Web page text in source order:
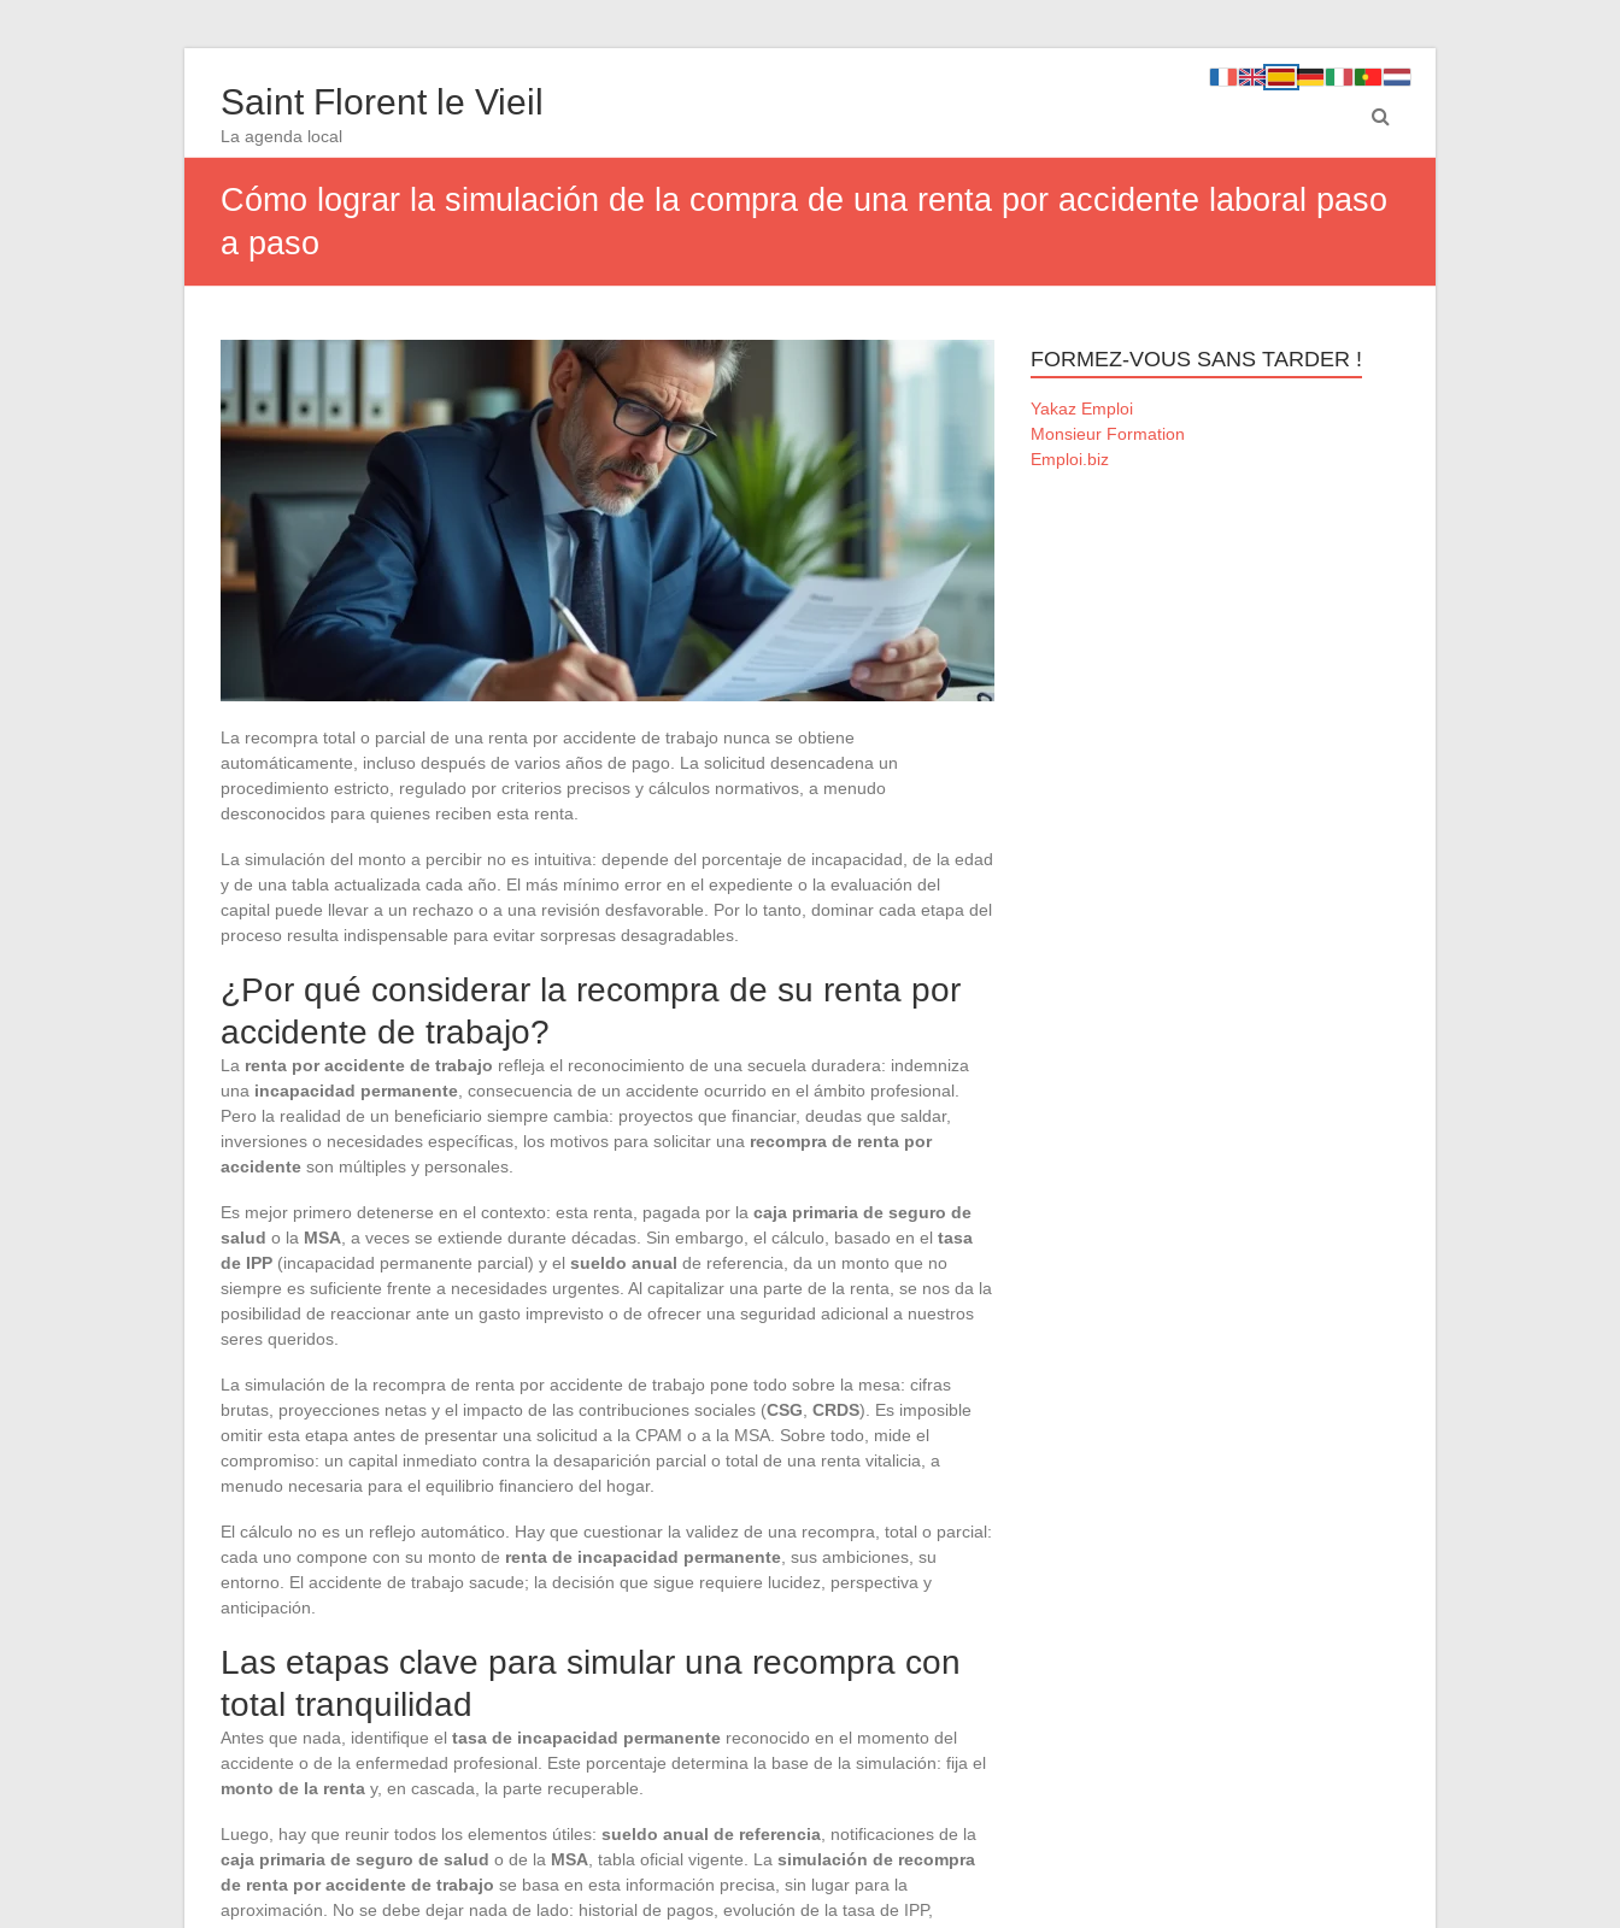
Saint Florent le Vieil
La agenda local
Cómo lograr la simulación de la compra de una renta por accidente laboral paso
a paso
La recompra total o parcial de una renta por accidente de trabajo nunca se obtiene
automáticamente, incluso después de varios años de pago. La solicitud desencadena un
procedimiento estricto, regulado por criterios precisos y cálculos normativos, a menudo
desconocidos para quienes reciben esta renta.
La simulación del monto a percibir no es intuitiva: depende del porcentaje de incapacidad, de la edad
y de una tabla actualizada cada año. El más mínimo error en el expediente o la evaluación del
capital puede llevar a un rechazo o a una revisión desfavorable. Por lo tanto, dominar cada etapa del
proceso resulta indispensable para evitar sorpresas desagradables.
¿Por qué considerar la recompra de su renta por
accidente de trabajo?
La renta por accidente de trabajo refleja el reconocimiento de una secuela duradera: indemniza
una incapacidad permanente , consecuencia de un accidente ocurrido en el ámbito profesional.
Pero la realidad de un beneficiario siempre cambia: proyectos que financiar, deudas que saldar,
inversiones o necesidades específicas, los motivos para solicitar una recompra de renta por
accidente son múltiples y personales.
Es mejor primero detenerse en el contexto: esta renta, pagada por la caja primaria de seguro de
salud o la MSA , a veces se extiende durante décadas. Sin embargo, el cálculo, basado en el tasa
de IPP (incapacidad permanente parcial) y el sueldo anual de referencia, da un monto que no
siempre es suficiente frente a necesidades urgentes. Al capitalizar una parte de la renta, se nos da la
posibilidad de reaccionar ante un gasto imprevisto o de ofrecer una seguridad adicional a nuestros
seres queridos.
La simulación de la recompra de renta por accidente de trabajo pone todo sobre la mesa: cifras
brutas, proyecciones netas y el impacto de las contribuciones sociales (CSG CRDS). Es imposible
omitir esta etapa antes de presentar una solicitud a la CPAM o a la MSA. Sobre todo, mide el
compromiso: un capital inmediato contra la desaparición parcial o total de una renta vitalicia, a
menudo necesaria para el equilibrio financiero del hogar.
El cálculo no es un reflejo automático. Hay que cuestionar la validez de una recompra, total o parcial:
cada uno compone con su monto de renta de incapacidad permanente , sus ambiciones, su
entorno. El accidente de trabajo sacude; la decisión que sigue requiere lucidez, perspectiva y
anticipación.
Las etapas clave para simular una recompra con
total tranquilidad
Antes que nada, identifique el tasa de incapacidad permanente reconocido en el momento del
accidente o de la enfermedad profesional. Este porcentaje determina la base de la simulación: fija el
monto de la renta y, en cascada, la parte recuperable.
Luego, hay que reunir todos los elementos útiles: sueldo anual de referencia , notificaciones de la
caja primaria de seguro de salud o de la MSA , tabla oficial vigente. La simulación de recompra
de renta por accidente de trabajo se basa en esta información precisa, sin lugar para la
aproximación. No se debe dejar nada de lado: historial de pagos, evolución de la tasa de IPP,
FORMEZ-VOUS SANS TARDER !
Yakaz Emploi
Monsieur Formation
Emploi.biz